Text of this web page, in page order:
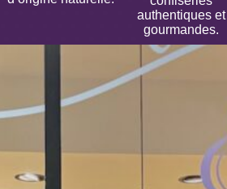
authentiques et
gourmandes.